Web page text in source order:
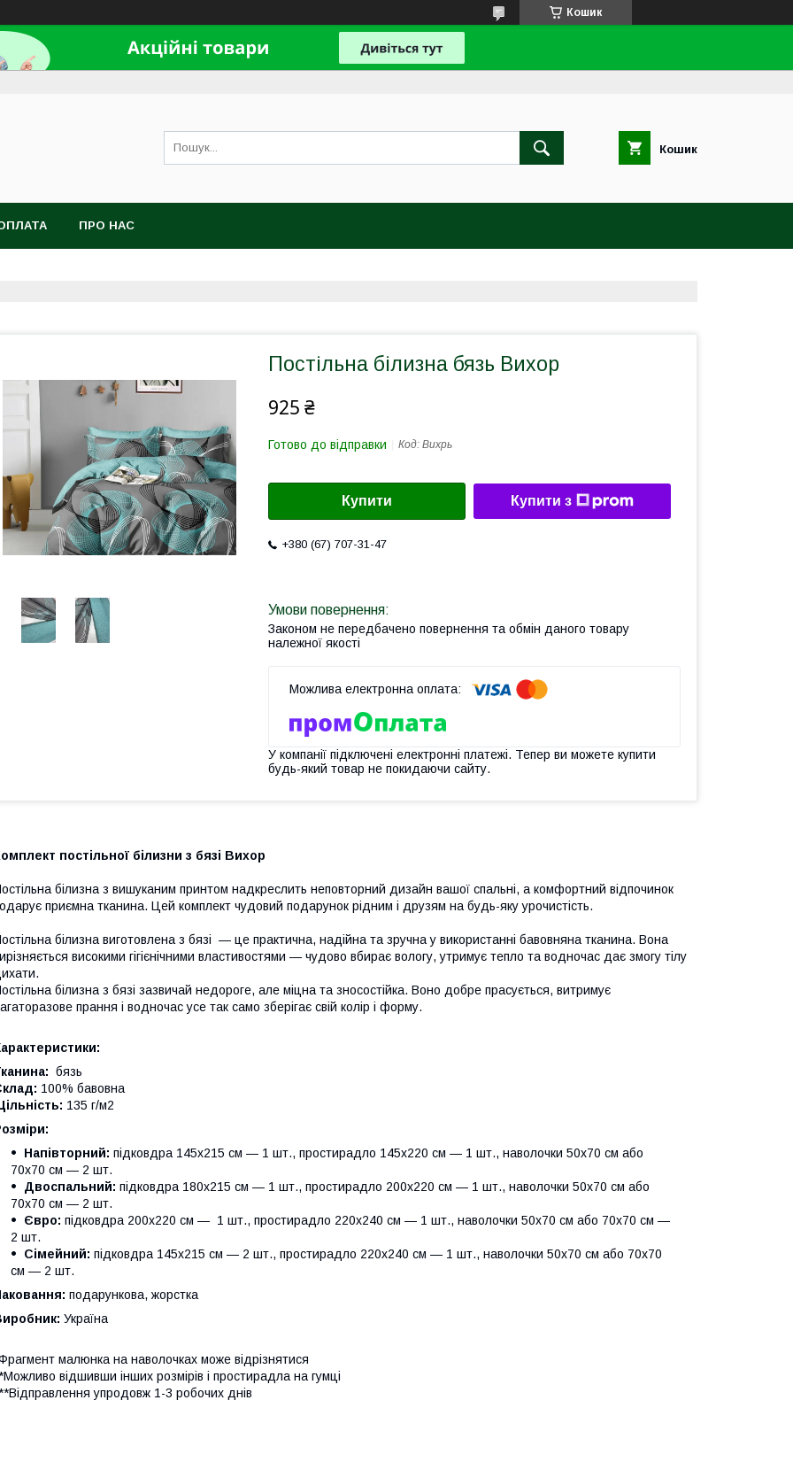
Кошик
Кошик
ПРО НАС
Постільна білизна бязь Вихор
925 ₴
Готово до відправки Код: Вихрь
Купити Купити з
+380 (67) 707-31-47
Законом не передбачено повернення та обмін даного товару
належної якості
У компанії підключені електронні платежі. Тепер ви можете купити
будь-який товар не покидаючи сайту.
постільної білизни з бязі Вихор
білизна з вишуканим принтом надкреслить неповторний дизайн вашої спальні, а комфортний відпочинок
приємна тканина. Цей комплект чудовий подарунок рідним і друзям на будь-яку урочистість.
білизна виготовлена з бязі — це практична, надійна та зручна у використанні бавовняна тканина. Вона
високими гігієнічними властивостями — чудово вбирає вологу, утримує тепло та водночас дає змогу тілу
білизна з бязі зазвичай недороге, але міцна та зносостійка. Воно добре прасується, витримує
прання і водночас усе так само зберігає свій колір і форму.
бязь
100% бавовна
135 г/м2
Напівторний: підковдра 145х215 см — 1 шт., простирадло 145х220 см — 1 шт., наволочки 50х70 см або
70х70 см — 2 шт.
Двоспальний: підковдра 180х215 см — 1 шт., простирадло 200х220 см — 1 шт., наволочки 50х70 см або
70х70 см — 2 шт.
Євро: підковдра 200х220 см — 1 шт., простирадло 220х240 см — 1 шт., наволочки 50х70 см або 70х70 см —
2 шт.
Сімейний: підковдра 145х215 см — 2 шт., простирадло 220х240 см — 1 шт., наволочки 50х70 см або 70х70
см — 2 шт.
подарункова, жорстка
Україна
малюнка на наволочках може відрізнятися
відшивши інших розмірів і простирадла на гумці
упродовж 1-3 робочих днів